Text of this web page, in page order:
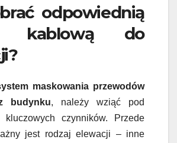
odpowiednią
kablową do
maskowania przewodów
budynku, należy wziąć pod
czynników. Przede
jest rodzaj elewacji – inne